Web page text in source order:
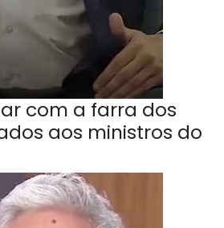
com a farra dos
aos ministros do